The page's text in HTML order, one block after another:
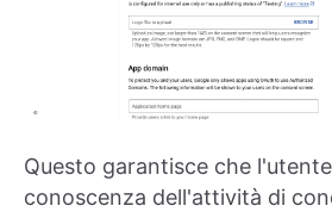
Questo garantisce che
conoscenza dell'attività di